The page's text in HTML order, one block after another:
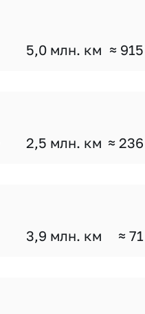
5,0 млн. км ≈
2,5 млн. км ≈
3,9 млн. км ≈